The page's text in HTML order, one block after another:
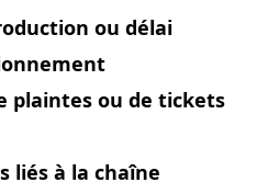
ou délai
plaintes ou de tickets
liés à la chaîne